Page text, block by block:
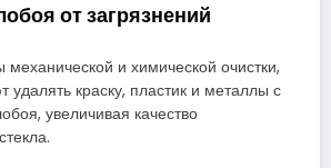
от загрязнений
и химической очистки,
удалять краску, пластик и металлы с
увеличивая качество